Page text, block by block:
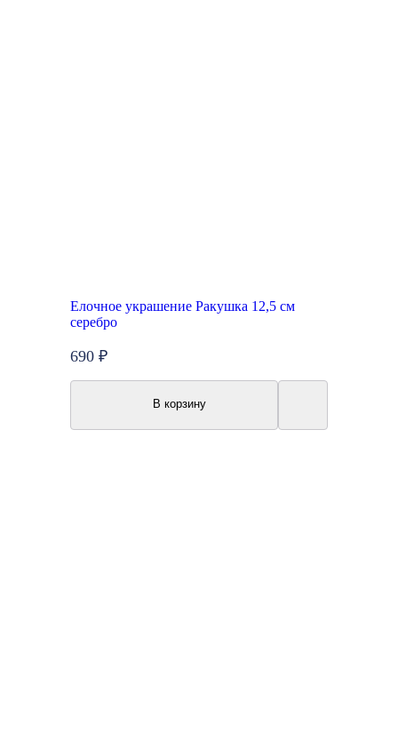
Елочное украшение Ракушка 12,5 см
серебро
690 ₽
В корзину